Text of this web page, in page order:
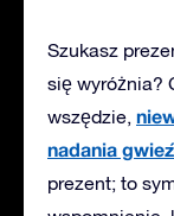
Szukasz
się wyróżnia?
wszędzie,
nadania
prezent; to